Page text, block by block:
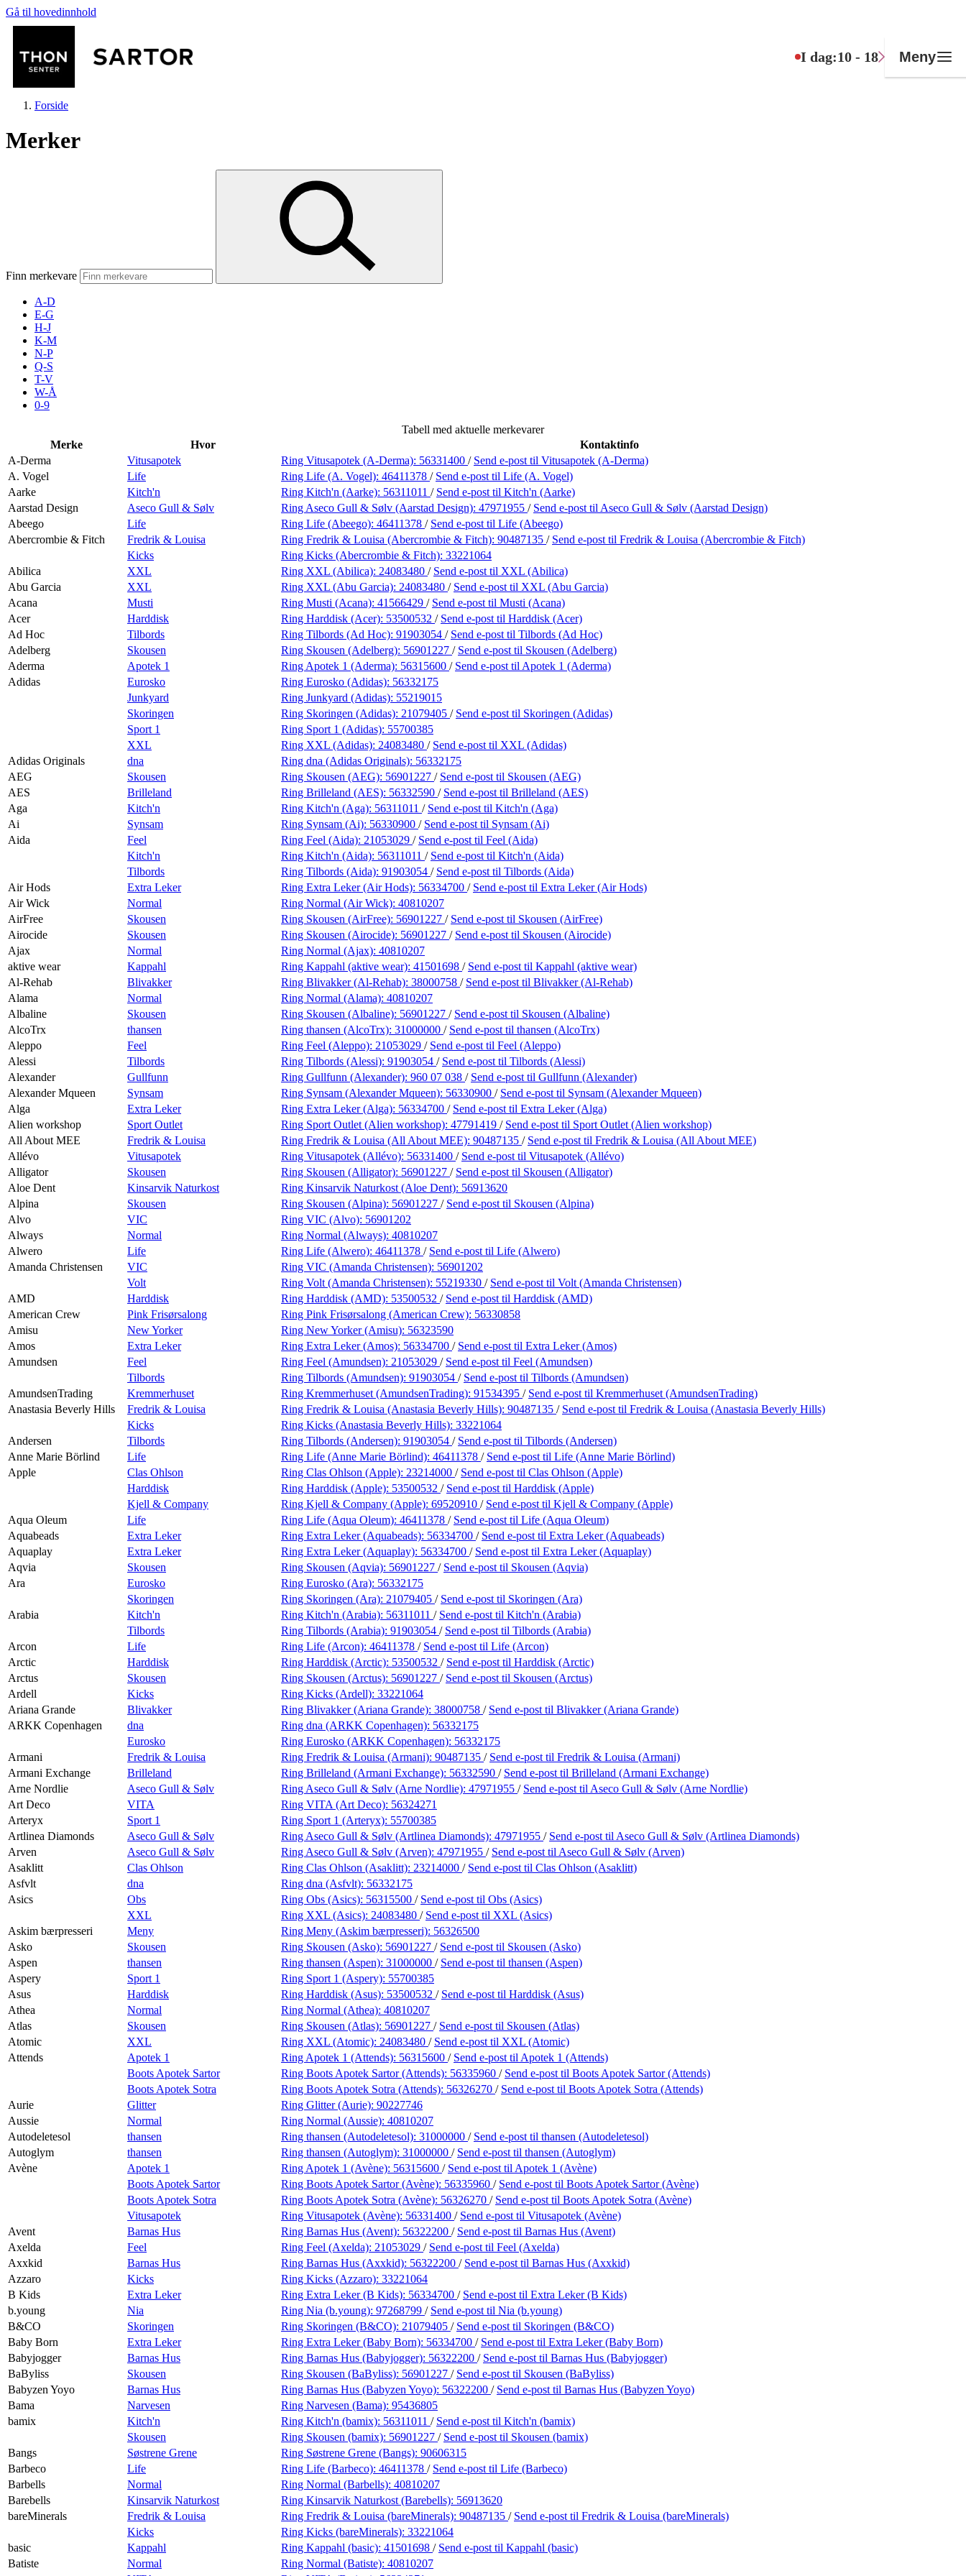
Gå til hovedinnhold
I dag:10 - 18 Meny
Mat og drikke
Inspirasjon
Søk
Åpningstider
Praktisk informasjon
Ledige stillinger
Forside
Merker
Finn merkevare
A-D
E-G
H-J
K-M
N-P
Q-S
T-V
W-Å
0-9
Tabell med aktuelle merkevarer
Merke
Hvor
Kontaktinfo
A-Derma
Vitusapotek Ring Vitusapotek (A-Derma): 56331400 / Send e-post til Vitusapotek (A-Derma)
A. Vogel
Life Ring Life (A. Vogel): 46411378 / Send e-post til Life (A. Vogel)
Aarke
Kitch'n Ring Kitch'n (Aarke): 56311011 / Send e-post til Kitch'n (Aarke)
Aarstad Design
Aseco Gull & Sølv Ring Aseco Gull & Sølv (Aarstad Design): 47971955 / Send e-post til Aseco Gull & Sølv (Aarstad Design)
Abeego
Life Ring Life (Abeego): 46411378 / Send e-post til Life (Abeego)
Abercrombie & Fitch
Fredrik & Louisa Ring Fredrik & Louisa (Abercrombie & Fitch): 90487135 / Send e-post til Fredrik & Louisa (Abercrombie & Fitch)
Kicks
Ring Kicks (Abercrombie & Fitch): 33221064
Abilica
XXL Ring XXL (Abilica): 24083480 / Send e-post til XXL (Abilica)
Abu Garcia
XXL Ring XXL (Abu Garcia): 24083480 / Send e-post til XXL (Abu Garcia)
Acana
Musti Ring Musti (Acana): 41566429 / Send e-post til Musti (Acana)
Acer
Harddisk Ring Harddisk (Acer): 53500532 / Send e-post til Harddisk (Acer)
Ad Hoc
Tilbords Ring Tilbords (Ad Hoc): 91903054 / Send e-post til Tilbords (Ad Hoc)
Adelberg
Skousen Ring Skousen (Adelberg): 56901227 / Send e-post til Skousen (Adelberg)
Aderma
Apotek 1 Ring Apotek 1 (Aderma): 56315600 / Send e-post til Apotek 1 (Aderma)
Adidas
Eurosko Ring Eurosko (Adidas): 56332175
Junkyard
Ring Junkyard (Adidas): 55219015
Skoringen
Ring Skoringen (Adidas): 21079405 / Send e-post til Skoringen (Adidas)
Sport 1
Ring Sport 1 (Adidas): 55700385
XXL
Ring XXL (Adidas): 24083480 / Send e-post til XXL (Adidas)
Adidas Originals
dna Ring dna (Adidas Originals): 56332175
AEG
Skousen Ring Skousen (AEG): 56901227 / Send e-post til Skousen (AEG)
AES
Brilleland Ring Brilleland (AES): 56332590 / Send e-post til Brilleland (AES)
Aga
Kitch'n Ring Kitch'n (Aga): 56311011 / Send e-post til Kitch'n (Aga)
Ai
Synsam Ring Synsam (Ai): 56330900 / Send e-post til Synsam (Ai)
Aida
Feel Ring Feel (Aida): 21053029 / Send e-post til Feel (Aida)
Kitch'n
Ring Kitch'n (Aida): 56311011 / Send e-post til Kitch'n (Aida)
Tilbords
Ring Tilbords (Aida): 91903054 / Send e-post til Tilbords (Aida)
Air Hods
Extra Leker Ring Extra Leker (Air Hods): 56334700 / Send e-post til Extra Leker (Air Hods)
Air Wick
Normal Ring Normal (Air Wick): 40810207
AirFree
Skousen Ring Skousen (AirFree): 56901227 / Send e-post til Skousen (AirFree)
Airocide
Skousen Ring Skousen (Airocide): 56901227 / Send e-post til Skousen (Airocide)
Ajax
Normal Ring Normal (Ajax): 40810207
aktive wear
Kappahl Ring Kappahl (aktive wear): 41501698 / Send e-post til Kappahl (aktive wear)
Al-Rehab
Blivakker Ring Blivakker (Al-Rehab): 38000758 / Send e-post til Blivakker (Al-Rehab)
Alama
Normal Ring Normal (Alama): 40810207
Albaline
Skousen Ring Skousen (Albaline): 56901227 / Send e-post til Skousen (Albaline)
AlcoTrx
thansen Ring thansen (AlcoTrx): 31000000 / Send e-post til thansen (AlcoTrx)
Aleppo
Feel Ring Feel (Aleppo): 21053029 / Send e-post til Feel (Aleppo)
Alessi
Tilbords Ring Tilbords (Alessi): 91903054 / Send e-post til Tilbords (Alessi)
Alexander
Gullfunn Ring Gullfunn (Alexander): 960 07 038 / Send e-post til Gullfunn (Alexander)
Alexander Mqueen
Synsam Ring Synsam (Alexander Mqueen): 56330900 / Send e-post til Synsam (Alexander Mqueen)
Alga
Extra Leker Ring Extra Leker (Alga): 56334700 / Send e-post til Extra Leker (Alga)
Alien workshop
Sport Outlet Ring Sport Outlet (Alien workshop): 47791419 / Send e-post til Sport Outlet (Alien workshop)
All About MEE
Fredrik & Louisa Ring Fredrik & Louisa (All About MEE): 90487135 / Send e-post til Fredrik & Louisa (All About MEE)
Allévo
Vitusapotek Ring Vitusapotek (Allévo): 56331400 / Send e-post til Vitusapotek (Allévo)
Alligator
Skousen Ring Skousen (Alligator): 56901227 / Send e-post til Skousen (Alligator)
Aloe Dent
Kinsarvik Naturkost Ring Kinsarvik Naturkost (Aloe Dent): 56913620
Alpina
Skousen Ring Skousen (Alpina): 56901227 / Send e-post til Skousen (Alpina)
Alvo
VIC Ring VIC (Alvo): 56901202
Always
Normal Ring Normal (Always): 40810207
Alwero
Life Ring Life (Alwero): 46411378 / Send e-post til Life (Alwero)
Amanda Christensen
VIC Ring VIC (Amanda Christensen): 56901202
Volt
Ring Volt (Amanda Christensen): 55219330 / Send e-post til Volt (Amanda Christensen)
AMD
Harddisk Ring Harddisk (AMD): 53500532 / Send e-post til Harddisk (AMD)
American Crew
Pink Frisørsalong Ring Pink Frisørsalong (American Crew): 56330858
Amisu
New Yorker Ring New Yorker (Amisu): 56323590
Amos
Extra Leker Ring Extra Leker (Amos): 56334700 / Send e-post til Extra Leker (Amos)
Amundsen
Feel Ring Feel (Amundsen): 21053029 / Send e-post til Feel (Amundsen)
Tilbords
Ring Tilbords (Amundsen): 91903054 / Send e-post til Tilbords (Amundsen)
AmundsenTrading
Kremmerhuset Ring Kremmerhuset (AmundsenTrading): 91534395 / Send e-post til Kremmerhuset (AmundsenTrading)
Anastasia Beverly Hills
Fredrik & Louisa Ring Fredrik & Louisa (Anastasia Beverly Hills): 90487135 / Send e-post til Fredrik & Louisa (Anastasia Beverly Hills)
Kicks
Ring Kicks (Anastasia Beverly Hills): 33221064
Andersen
Tilbords Ring Tilbords (Andersen): 91903054 / Send e-post til Tilbords (Andersen)
Anne Marie Börlind
Life Ring Life (Anne Marie Börlind): 46411378 / Send e-post til Life (Anne Marie Börlind)
Apple
Clas Ohlson Ring Clas Ohlson (Apple): 23214000 / Send e-post til Clas Ohlson (Apple)
Harddisk
Ring Harddisk (Apple): 53500532 / Send e-post til Harddisk (Apple)
Kjell & Company
Ring Kjell & Company (Apple): 69520910 / Send e-post til Kjell & Company (Apple)
Aqua Oleum
Life Ring Life (Aqua Oleum): 46411378 / Send e-post til Life (Aqua Oleum)
Aquabeads
Extra Leker Ring Extra Leker (Aquabeads): 56334700 / Send e-post til Extra Leker (Aquabeads)
Aquaplay
Extra Leker Ring Extra Leker (Aquaplay): 56334700 / Send e-post til Extra Leker (Aquaplay)
Aqvia
Skousen Ring Skousen (Aqvia): 56901227 / Send e-post til Skousen (Aqvia)
Ara
Eurosko Ring Eurosko (Ara): 56332175
Skoringen
Ring Skoringen (Ara): 21079405 / Send e-post til Skoringen (Ara)
Arabia
Kitch'n Ring Kitch'n (Arabia): 56311011 / Send e-post til Kitch'n (Arabia)
Tilbords
Ring Tilbords (Arabia): 91903054 / Send e-post til Tilbords (Arabia)
Arcon
Life Ring Life (Arcon): 46411378 / Send e-post til Life (Arcon)
Arctic
Harddisk Ring Harddisk (Arctic): 53500532 / Send e-post til Harddisk (Arctic)
Arctus
Skousen Ring Skousen (Arctus): 56901227 / Send e-post til Skousen (Arctus)
Ardell
Kicks Ring Kicks (Ardell): 33221064
Ariana Grande
Blivakker Ring Blivakker (Ariana Grande): 38000758 / Send e-post til Blivakker (Ariana Grande)
ARKK Copenhagen
dna Ring dna (ARKK Copenhagen): 56332175
Eurosko
Ring Eurosko (ARKK Copenhagen): 56332175
Armani
Fredrik & Louisa Ring Fredrik & Louisa (Armani): 90487135 / Send e-post til Fredrik & Louisa (Armani)
Armani Exchange
Brilleland Ring Brilleland (Armani Exchange): 56332590 / Send e-post til Brilleland (Armani Exchange)
Arne Nordlie
Aseco Gull & Sølv Ring Aseco Gull & Sølv (Arne Nordlie): 47971955 / Send e-post til Aseco Gull & Sølv (Arne Nordlie)
Art Deco
VITA Ring VITA (Art Deco): 56324271
Arteryx
Sport 1 Ring Sport 1 (Arteryx): 55700385
Artlinea Diamonds
Aseco Gull & Sølv Ring Aseco Gull & Sølv (Artlinea Diamonds): 47971955 / Send e-post til Aseco Gull & Sølv (Artlinea Diamonds)
Arven
Aseco Gull & Sølv Ring Aseco Gull & Sølv (Arven): 47971955 / Send e-post til Aseco Gull & Sølv (Arven)
Asaklitt
Clas Ohlson Ring Clas Ohlson (Asaklitt): 23214000 / Send e-post til Clas Ohlson (Asaklitt)
Asfvlt
dna Ring dna (Asfvlt): 56332175
Asics
Obs Ring Obs (Asics): 56315500 / Send e-post til Obs (Asics)
XXL
Ring XXL (Asics): 24083480 / Send e-post til XXL (Asics)
Askim bærpresseri
Meny Ring Meny (Askim bærpresseri): 56326500
Asko
Skousen Ring Skousen (Asko): 56901227 / Send e-post til Skousen (Asko)
Aspen
thansen Ring thansen (Aspen): 31000000 / Send e-post til thansen (Aspen)
Aspery
Sport 1 Ring Sport 1 (Aspery): 55700385
Asus
Harddisk Ring Harddisk (Asus): 53500532 / Send e-post til Harddisk (Asus)
Athea
Normal Ring Normal (Athea): 40810207
Atlas
Skousen Ring Skousen (Atlas): 56901227 / Send e-post til Skousen (Atlas)
Atomic
XXL Ring XXL (Atomic): 24083480 / Send e-post til XXL (Atomic)
Attends
Apotek 1 Ring Apotek 1 (Attends): 56315600 / Send e-post til Apotek 1 (Attends)
Boots Apotek Sartor
Ring Boots Apotek Sartor (Attends): 56335960 / Send e-post til Boots Apotek Sartor (Attends)
Boots Apotek Sotra
Ring Boots Apotek Sotra (Attends): 56326270 / Send e-post til Boots Apotek Sotra (Attends)
Aurie
Glitter Ring Glitter (Aurie): 90227746
Aussie
Normal Ring Normal (Aussie): 40810207
Autodeletesol
thansen Ring thansen (Autodeletesol): 31000000 / Send e-post til thansen (Autodeletesol)
Autoglym
thansen Ring thansen (Autoglym): 31000000 / Send e-post til thansen (Autoglym)
Avène
Apotek 1 Ring Apotek 1 (Avène): 56315600 / Send e-post til Apotek 1 (Avène)
Boots Apotek Sartor
Ring Boots Apotek Sartor (Avène): 56335960 / Send e-post til Boots Apotek Sartor (Avène)
Boots Apotek Sotra
Ring Boots Apotek Sotra (Avène): 56326270 / Send e-post til Boots Apotek Sotra (Avène)
Vitusapotek
Ring Vitusapotek (Avène): 56331400 / Send e-post til Vitusapotek (Avène)
Avent
Barnas Hus Ring Barnas Hus (Avent): 56322200 / Send e-post til Barnas Hus (Avent)
Axelda
Feel Ring Feel (Axelda): 21053029 / Send e-post til Feel (Axelda)
Axxkid
Barnas Hus Ring Barnas Hus (Axxkid): 56322200 / Send e-post til Barnas Hus (Axxkid)
Azzaro
Kicks Ring Kicks (Azzaro): 33221064
B Kids
Extra Leker Ring Extra Leker (B Kids): 56334700 / Send e-post til Extra Leker (B Kids)
b.young
Nia Ring Nia (b.young): 97268799 / Send e-post til Nia (b.young)
B&CO
Skoringen Ring Skoringen (B&CO): 21079405 / Send e-post til Skoringen (B&CO)
Baby Born
Extra Leker Ring Extra Leker (Baby Born): 56334700 / Send e-post til Extra Leker (Baby Born)
Babyjogger
Barnas Hus Ring Barnas Hus (Babyjogger): 56322200 / Send e-post til Barnas Hus (Babyjogger)
BaByliss
Skousen Ring Skousen (BaByliss): 56901227 / Send e-post til Skousen (BaByliss)
Babyzen Yoyo
Barnas Hus Ring Barnas Hus (Babyzen Yoyo): 56322200 / Send e-post til Barnas Hus (Babyzen Yoyo)
Bama
Narvesen Ring Narvesen (Bama): 95436805
bamix
Kitch'n Ring Kitch'n (bamix): 56311011 / Send e-post til Kitch'n (bamix)
Skousen
Ring Skousen (bamix): 56901227 / Send e-post til Skousen (bamix)
Bangs
Søstrene Grene Ring Søstrene Grene (Bangs): 90606315
Barbeco
Life Ring Life (Barbeco): 46411378 / Send e-post til Life (Barbeco)
Barbells
Normal Ring Normal (Barbells): 40810207
Barebells
Kinsarvik Naturkost Ring Kinsarvik Naturkost (Barebells): 56913620
bareMinerals
Fredrik & Louisa Ring Fredrik & Louisa (bareMinerals): 90487135 / Send e-post til Fredrik & Louisa (bareMinerals)
Kicks
Ring Kicks (bareMinerals): 33221064
basic
Kappahl Ring Kappahl (basic): 41501698 / Send e-post til Kappahl (basic)
Batiste
Normal Ring Normal (Batiste): 40810207